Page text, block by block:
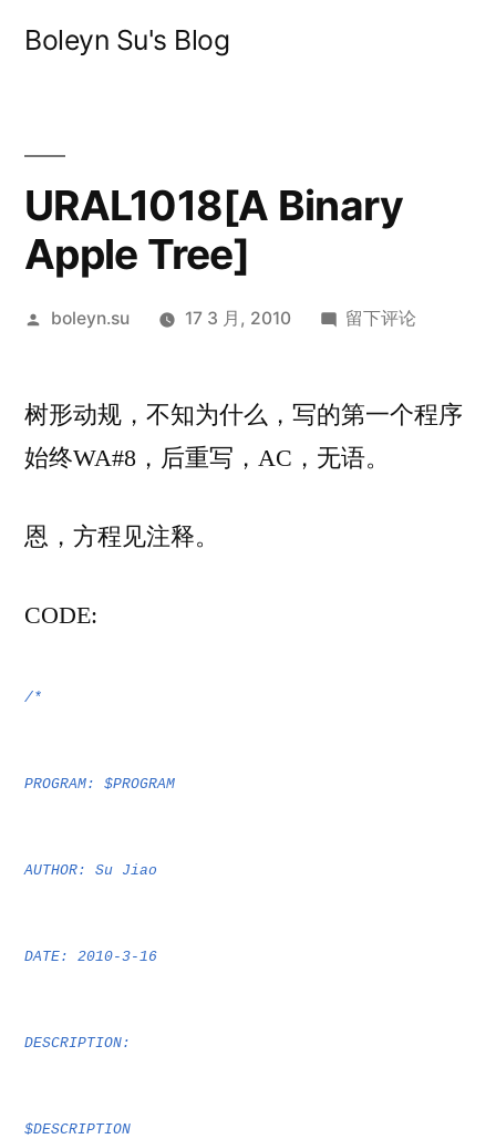
Boleyn Su's Blog
URAL1018[A Binary
Apple Tree]
发
boleyn.su 17 3 月, 2010
于
Apple
Tree]
留下评论
树形动规，不知为什么，写的第一个程序
始终WA#8，后重写，AC，无语。
恩，方程见注释。
CODE:
/*
PROGRAM: $PROGRAM
AUTHOR: Su Jiao
DATE: 2010-3-16
DESCRIPTION:
$DESCRIPTION